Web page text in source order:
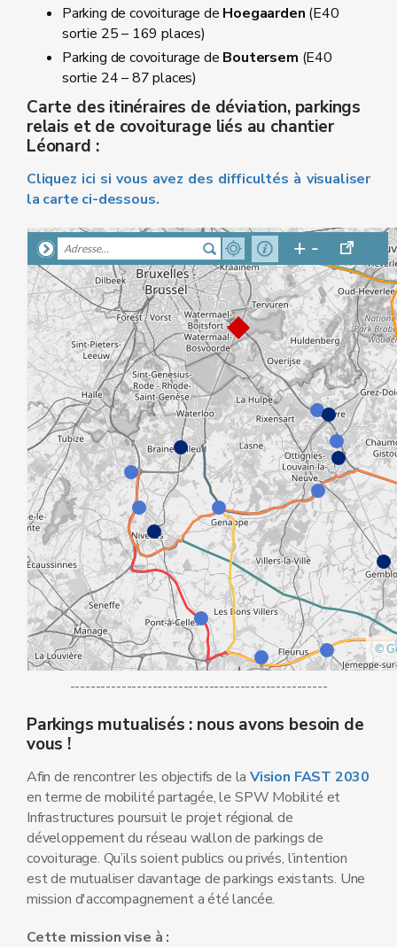
Parking de covoiturage de Hoegaarden (E40
sortie 25 – 169 places)
Parking de covoiturage de Boutersem (E40
sortie 24 – 87 places)
Carte des itinéraires de déviation, parkings
relais et de covoiturage liés au chantier
Léonard :
Cliquez ici si vous avez des difficultés à visualiser
la carte ci-dessous.
--------------------------------------------------
Parkings mutualisés : nous avons besoin de
vous !
Afin de rencontrer les objectifs de la Vision FAST 2030
en terme de mobilité partagée, le SPW Mobilité et
Infrastructures poursuit le projet régional de
développement du réseau wallon de parkings de
covoiturage. Qu’ils soient publics ou privés, l’intention
est de mutualiser davantage de parkings existants. Une
mission d'accompagnement a été lancée.
Cette mission vise à :